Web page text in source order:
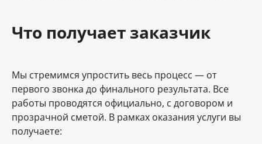
Что получает заказчик
Мы стремимся упростить весь процесс — от
первого звонка до финального результата. Все
работы проводятся официально, с договором и
прозрачной сметой. В рамках оказания услуги вы
получаете: